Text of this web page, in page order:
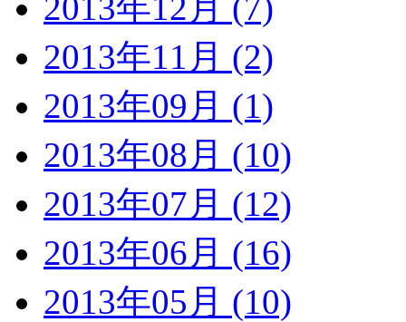
2013年11月 (2)
2013年09月 (1)
2013年08月 (10)
2013年07月 (12)
2013年06月 (16)
2013年05月 (10)